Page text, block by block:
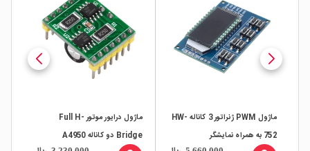
ماژول PWM ژنراتور 3 کاناله HW-
752 به همراه نمایشگر
ماژول درایور موتور Full H-
Bridge دو کاناله A4950